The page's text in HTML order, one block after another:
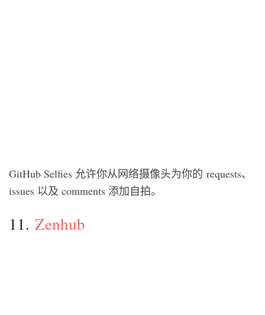
GitHub Selfies 允许你从网络摄像头为你的 requests、
issues 以及 comments 添加自拍。
11. Zenhub